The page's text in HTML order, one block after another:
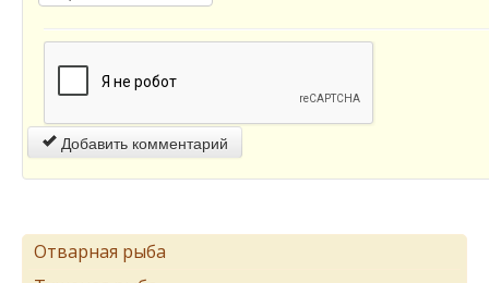
Добавить комментарий
Отварная рыба